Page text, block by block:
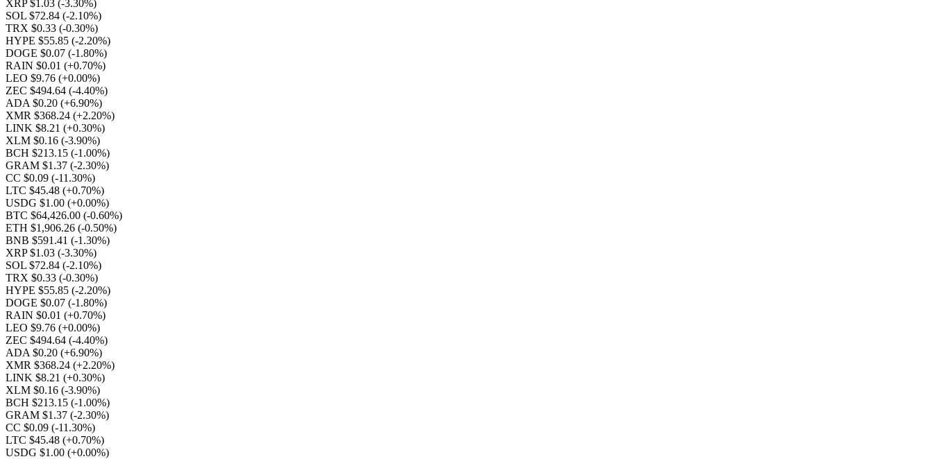
XRP $1.03 (-3.30%)
SOL $72.84 (-2.10%)
TRX $0.33 (-0.30%)
HYPE $55.85 (-2.20%)
DOGE $0.07 (-1.80%)
RAIN $0.01 (+0.70%)
LEO $9.76 (+0.00%)
ZEC $494.64 (-4.40%)
ADA $0.20 (+6.90%)
XMR $368.24 (+2.20%)
LINK $8.21 (+0.30%)
XLM $0.16 (-3.90%)
BCH $213.15 (-1.00%)
GRAM $1.37 (-2.30%)
CC $0.09 (-11.30%)
LTC $45.48 (+0.70%)
USDG $1.00 (+0.00%)
BTC $64,426.00 (-0.60%)
ETH $1,906.26 (-0.50%)
BNB $591.41 (-1.30%)
XRP $1.03 (-3.30%)
SOL $72.84 (-2.10%)
TRX $0.33 (-0.30%)
HYPE $55.85 (-2.20%)
DOGE $0.07 (-1.80%)
RAIN $0.01 (+0.70%)
LEO $9.76 (+0.00%)
ZEC $494.64 (-4.40%)
ADA $0.20 (+6.90%)
XMR $368.24 (+2.20%)
LINK $8.21 (+0.30%)
XLM $0.16 (-3.90%)
BCH $213.15 (-1.00%)
GRAM $1.37 (-2.30%)
CC $0.09 (-11.30%)
LTC $45.48 (+0.70%)
USDG $1.00 (+0.00%)